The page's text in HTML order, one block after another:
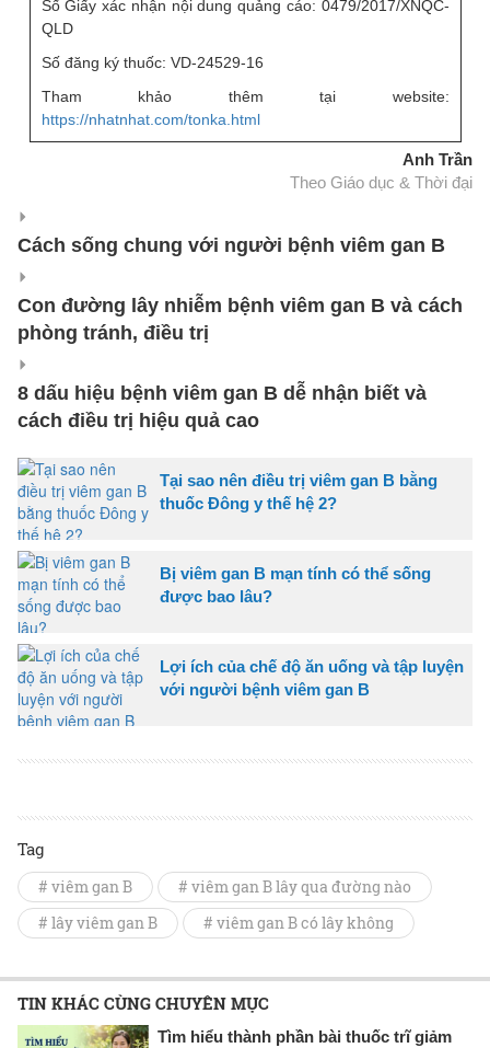
Số Giấy xác nhận nội dung quảng cáo: 0479/2017/XNQC-
QLD
Số đăng ký thuốc: VD-24529-16
Tham khảo thêm tại website:
https://nhatnhat.com/tonka.html
Anh Trần
Theo Giáo dục & Thời đại
Cách sống chung với người bệnh viêm gan B
Con đường lây nhiễm bệnh viêm gan B và cách
phòng tránh, điều trị
8 dấu hiệu bệnh viêm gan B dễ nhận biết và
cách điều trị hiệu quả cao
Tại sao nên điều trị viêm gan B bằng
thuốc Đông y thế hệ 2?
Bị viêm gan B mạn tính có thể sống
được bao lâu?
Lợi ích của chế độ ăn uống và tập luyện
với người bệnh viêm gan B
Tag
# viêm gan B
# viêm gan B lây qua đường nào
# lây viêm gan B
# viêm gan B có lây không
TIN KHÁC CÙNG CHUYÊN MỤC
Tìm hiểu thành phần bài thuốc trĩ giảm